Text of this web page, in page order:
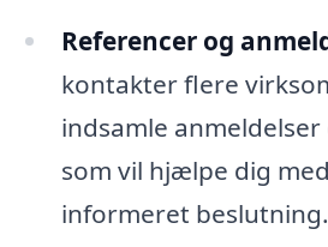
Referencer og
kontakter flere
indsamle
som vil hjælpe dig
informeret beslutning.